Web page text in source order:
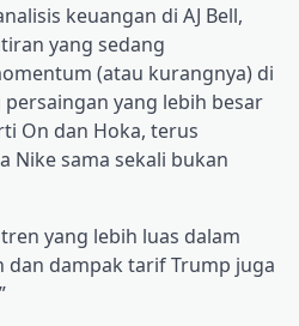
keuangan di AJ Bell,
yang sedang
(atau kurangnya) di
yang lebih besar
On dan Hoka, terus
Nike sama sekali bukan
yang lebih luas dalam
dan dampak tarif Trump juga